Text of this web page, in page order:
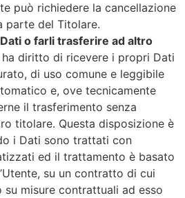
può richiedere la cancellazione
parte del Titolare.
o farli trasferire ad altro
ha diritto di ricevere i propri Dati
di uso comune e leggibile
e, ove tecnicamente
il trasferimento senza
titolare. Questa disposizione è
i Dati sono trattati con
ed il trattamento è basato
su un contratto di cui
su misure contrattuali ad esso